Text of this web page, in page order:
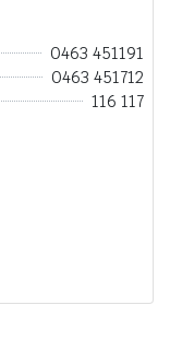
0463 451191
0463 451712
116 117